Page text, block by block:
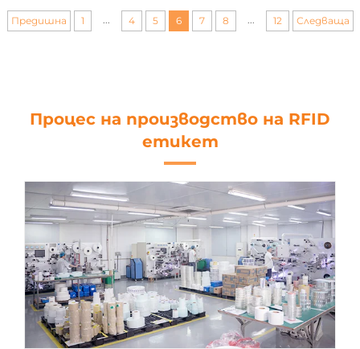
за проследяване за
Предишна 1 4 5 6 7 8 12 Следваща
Процес на производство на RFID
етикет